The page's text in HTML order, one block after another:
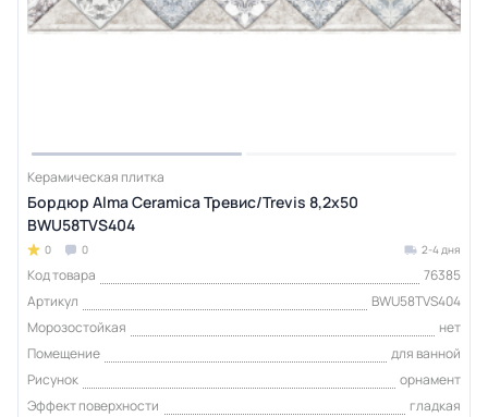
Керамическая плитка
Бордюр Alma Ceramica Тревис/Trevis 8,2х50
BWU58TVS404
0 0 2-4 дня
Код товара
76385
Артикул
BWU58TVS404
Морозостойкая
нет
Помещение
для ванной
Рисунок
орнамент
Эффект поверхности
гладкая